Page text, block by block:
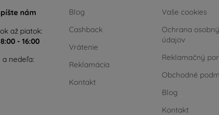
nám
až piatok:
8:00 - 16:00
a nedeľa:
Blog
Cashback
Vrátenie
Reklamácia
Kontakt
Vaše cookies
Ochrana
údajov
Reklamačný
Obchodné
Blog
Kontakt